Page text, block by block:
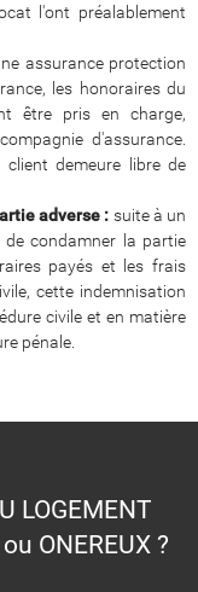
l'ont préalablement
assurance protection
les honoraires du
être pris en charge,
d'assurance.
demeure libre de
adverse : suite à un
condamner la partie
payés et les frais
cette indemnisation
civile et en matière
pénale.
LOGEMENT
ONEREUX ?